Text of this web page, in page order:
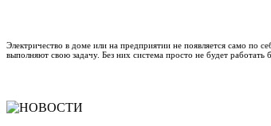
Электричество в доме или на предприятии не появляется само по
выполняют свою задачу. Без них система просто не будет работать